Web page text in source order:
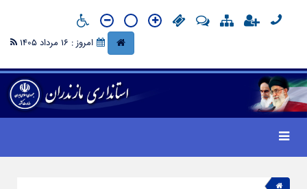
امروز : 16 مرداد 1405